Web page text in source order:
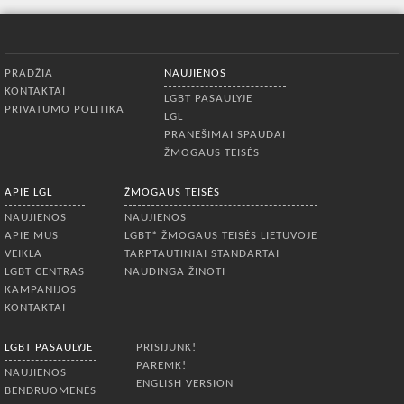
PRADŽIA
KONTAKTAI
PRIVATUMO POLITIKA
NAUJIENOS
LGBT PASAULYJE
LGL
PRANEŠIMAI SPAUDAI
ŽMOGAUS TEISĖS
APIE LGL
NAUJIENOS
APIE MUS
VEIKLA
LGBT CENTRAS
KAMPANIJOS
KONTAKTAI
ŽMOGAUS TEISĖS
NAUJIENOS
LGBT* ŽMOGAUS TEISĖS LIETUVOJE
TARPTAUTINIAI STANDARTAI
NAUDINGA ŽINOTI
LGBT PASAULYJE
NAUJIENOS
BENDRUOMENĖS
PRISIJUNK!
PAREMK!
ENGLISH VERSION